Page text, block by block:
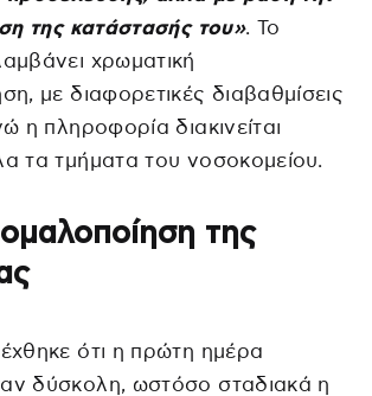
της κατάστασής του». Το
χρωματική
με διαφορετικές διαβαθμίσεις
η πληροφορία διακινείται
τα τμήματα του νοσοκομείου.
της
ότι η πρώτη ημέρα
δύσκολη, ωστόσο σταδιακά η